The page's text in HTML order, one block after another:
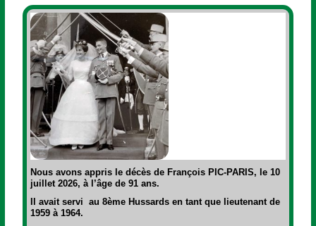
Nous avons appris le décès de François PIC-PARIS, le 10
juillet 2026, à l’âge de 91 ans.
Il avait servi au 8ème Hussards en tant que lieutenant de
1959 à 1964.